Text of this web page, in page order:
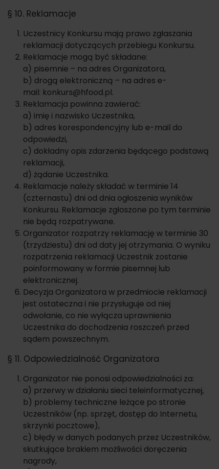
§ 10. Reklamacje
Uczestnicy Konkursu mają prawo zgłaszania
reklamacji dotyczących przebiegu Konkursu.
Reklamacje mogą być składane:
a) pisemnie – na adres Organizatora,
b) drogą elektroniczną – na adres e-
mail: konkurs@hfood.pl.
Reklamacja powinna zawierać:
a) imię i nazwisko Uczestnika,
b) adres korespondencyjny lub e-mail do
odpowiedzi,
c) dokładny opis zdarzenia będącego podstawą
reklamacji,
d) żądanie Uczestnika.
Reklamacje należy składać w terminie 14
(czternastu) dni od dnia ogłoszenia wyników
Konkursu. Reklamacje zgłoszone po tym terminie
nie będą rozpatrywane.
Organizator rozpatrzy reklamację w terminie 30
(trzydziestu) dni od daty jej otrzymania. O wyniku
rozpatrzenia reklamacji Uczestnik zostanie
poinformowany w formie pisemnej lub
elektronicznej.
Decyzja Organizatora w przedmiocie reklamacji
jest ostateczna i nie przysługuje od niej
odwołanie, co nie wyłącza uprawnienia
Uczestnika do dochodzenia roszczeń przed
sądem powszechnym.
§ 11. Odpowiedzialność Organizatora
Organizator nie ponosi odpowiedzialności za:
a) przerwy w działaniu sieci teleinformatycznej,
b) problemy techniczne leżące po stronie
Uczestników (np. sprzęt, dostęp do Internetu,
skrzynki pocztowe),
c) błędy w danych podanych przez Uczestników,
skutkujące brakiem możliwości doręczenia
nagrody,